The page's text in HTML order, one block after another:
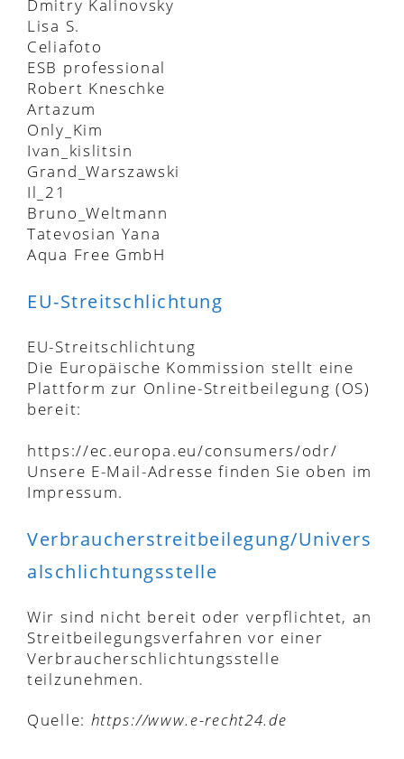
Dmitry Kalinovsky
Lisa S.
Celiafoto
ESB professional
Robert Kneschke
Artazum
Only_Kim
Ivan_kislitsin
Grand_Warszawski
Il_21
Bruno_Weltmann
Tatevosian Yana
Aqua Free GmbH
EU-Streitschlichtung
EU-Streitschlichtung
Die Europäische Kommission stellt eine
Plattform zur Online-Streitbeilegung (OS)
bereit:
https://ec.europa.eu/consumers/odr/
Unsere E-Mail-Adresse finden Sie oben im
Impressum.
Verbraucherstreitbeilegung/Univers
alschlichtungsstelle
Wir sind nicht bereit oder verpflichtet, an
Streitbeilegungsverfahren vor einer
Verbraucherschlichtungsstelle
teilzunehmen.
Quelle: https://www.e-recht24.de